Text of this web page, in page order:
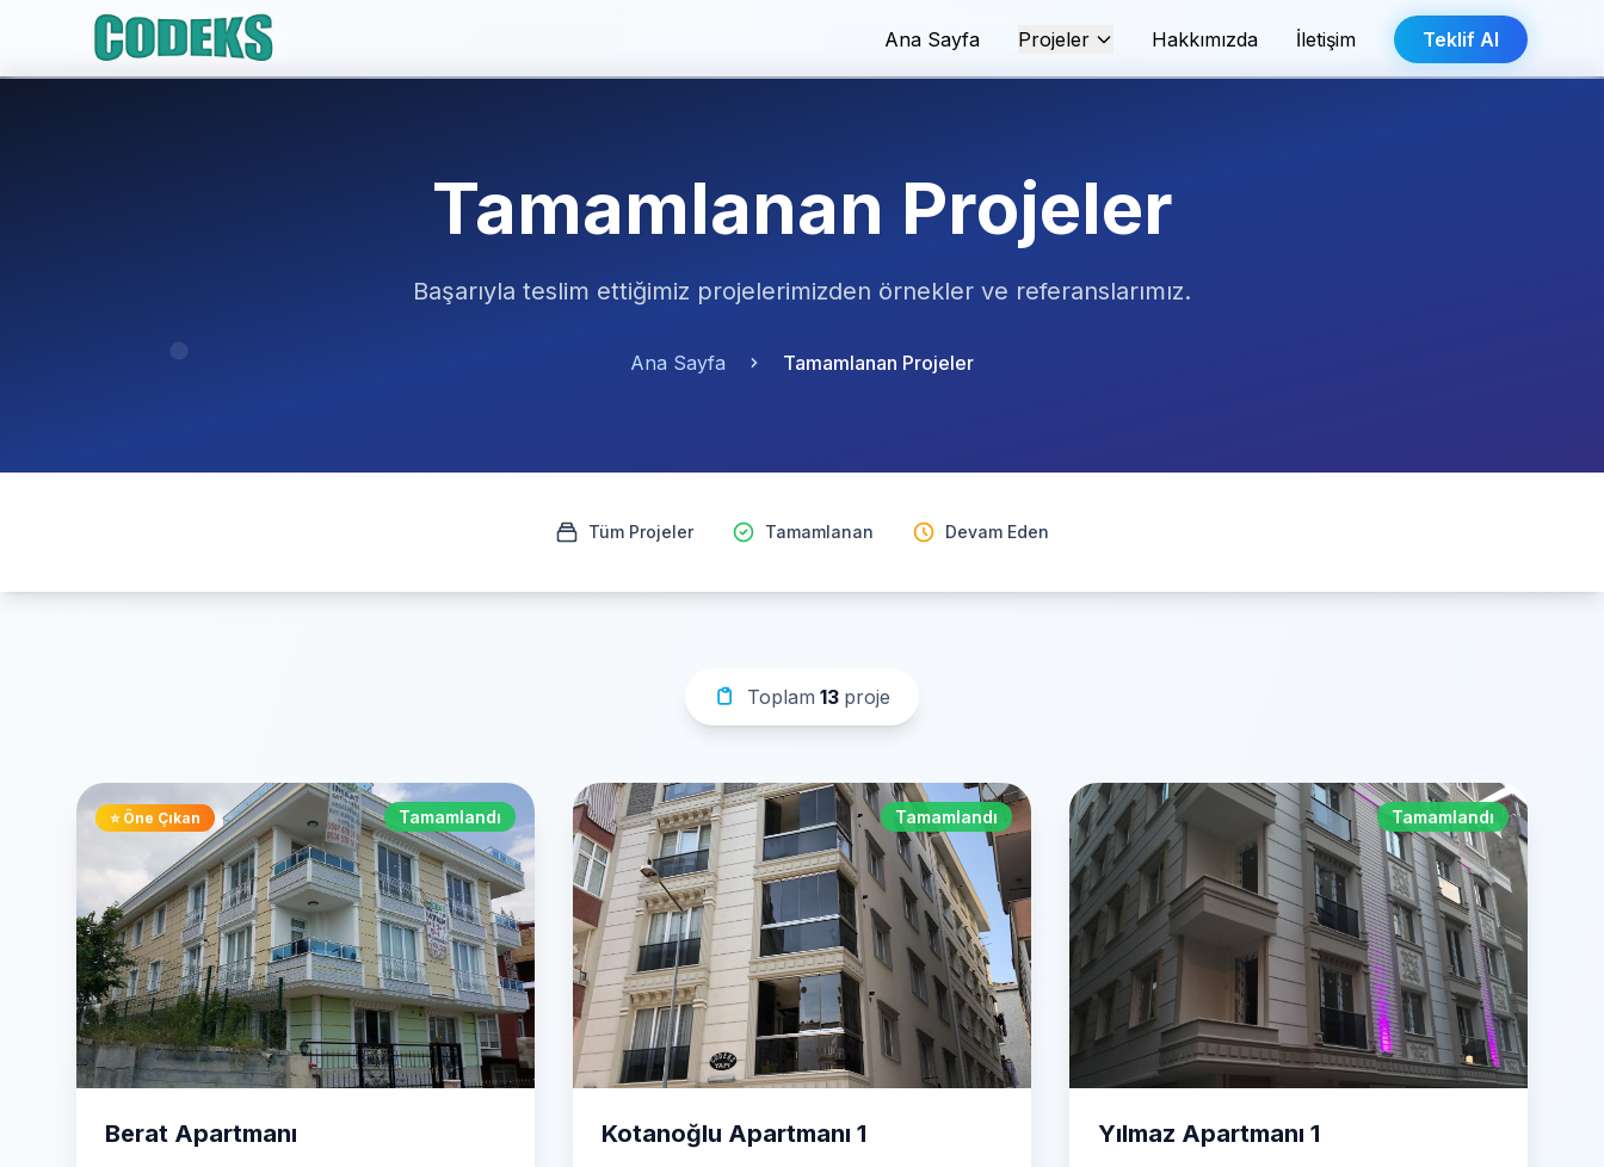
Ana Sayfa Projeler Hakkımızda İletişim Teklif Al
Tamamlanan Projeler
Başarıyla teslim ettiğimiz projelerimizden örnekler ve referanslarımız.
Ana Sayfa Tamamlanan Projeler
Tüm Projeler Tamamlanan Devam Eden
Toplam 13 proje
Tamamlandı
⭐ Öne Çıkan
Berat Apartmanı
Tamamlandı
Kotanoğlu Apartmanı 1
Tamamlandı
Yılmaz Apartmanı 1